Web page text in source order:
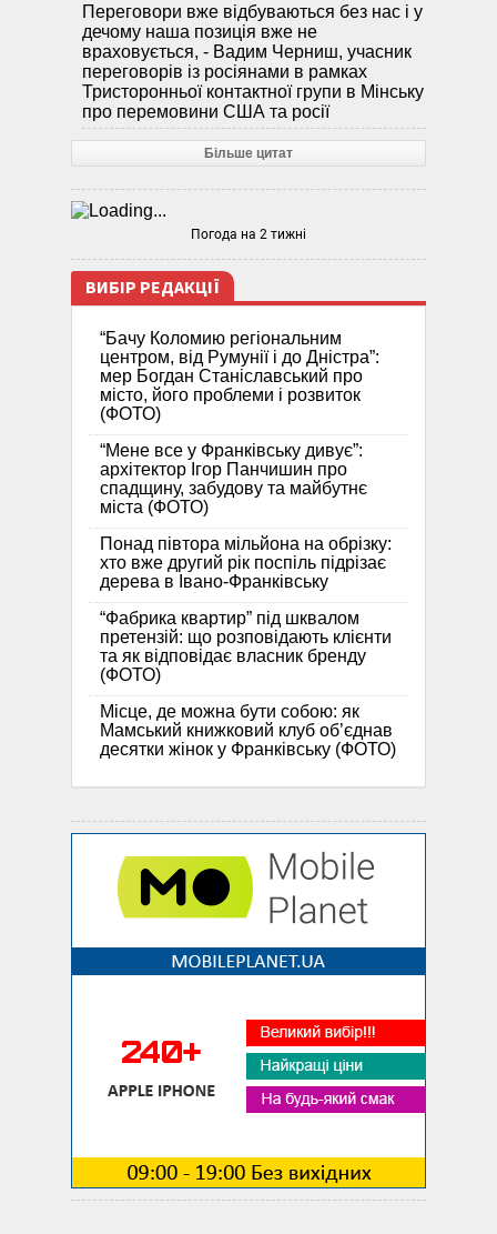
Переговори вже відбуваються без нас і у
дечому наша позиція вже не
враховується, - Вадим Черниш, учасник
переговорів із росіянами в рамках
Тристоронньої контактної групи в Мінську
про перемовини США та росії
Більше цитат
Погода на 2 тижні
ВИБІР РЕДАКЦІЇ
“Бачу Коломию регіональним
центром, від Румунії і до Дністра”:
мер Богдан Станіславський про
місто, його проблеми і розвиток
(ФОТО)
“Мене все у Франківську дивує”:
архітектор Ігор Панчишин про
спадщину, забудову та майбутнє
міста (ФОТО)
Понад півтора мільйона на обрізку:
хто вже другий рік поспіль підрізає
дерева в Івано-Франківську
“Фабрика квартир” під шквалом
претензій: що розповідають клієнти
та як відповідає власник бренду
(ФОТО)
Місце, де можна бути собою: як
Мамський книжковий клуб об’єднав
десятки жінок у Франківську (ФОТО)